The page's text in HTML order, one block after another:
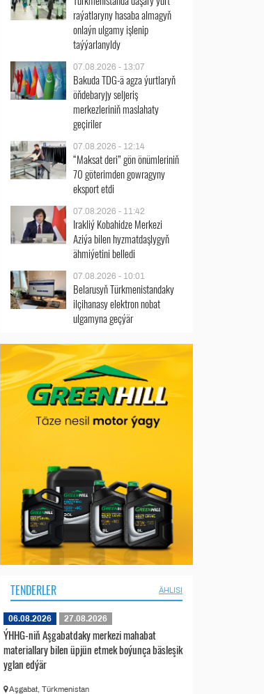
raýatlaryny hasaba almagyň
onlaýn ulgamy işlenip
taýýarlanyldy
07.08.2026 - 13:07
Bakuda TDG-ä agza ýurtlaryň
öňdebaryjy seljeriş
merkezleriniň maslahaty
geçiriler
07.08.2026 - 12:14
“Maksat deri” gön önümleriniň
70 göterimden gowragyny
eksport etdi
07.08.2026 - 11:42
Irakliý Kobahidze Merkezi
Aziýa bilen hyzmatdaşlygyň
ähmiýetini belledi
07.08.2026 - 10:01
Belarusyň Türkmenistandaky
ilçihanasy elektron nobat
ulgamyna geçýär
TENDERLER ÄHLISI
06.08.2026 27.08.2026
ÝHHG-niň Aşgabatdaky merkezi mahabat
materiallary bilen üpjün etmek boýunça bäsleşik
yglan edýär
Aşgabat, Türkmenistan